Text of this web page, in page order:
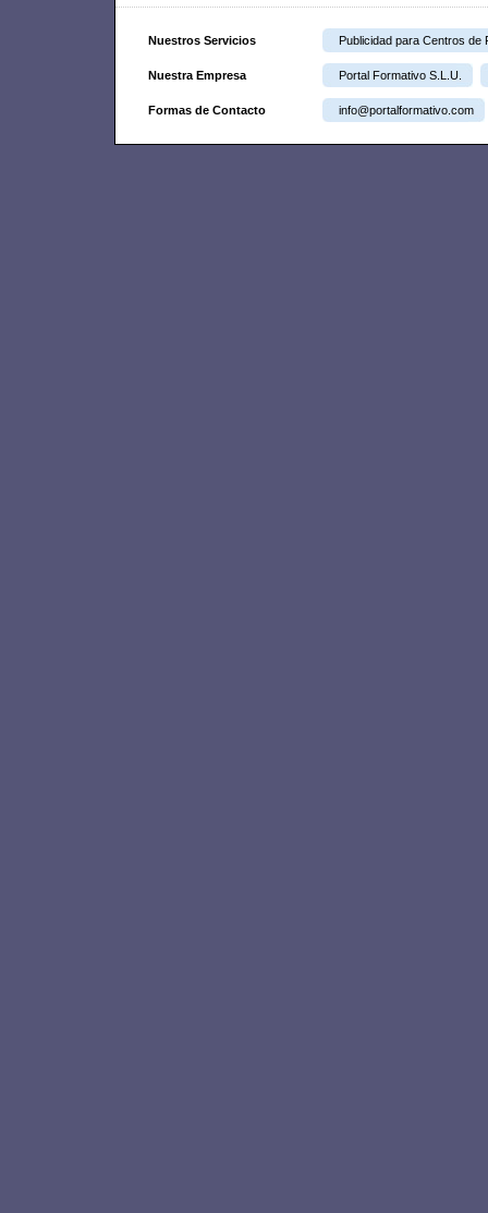
Nuestros Servicios Publicidad para Centros de
Nuestra Empresa Portal Formativo S.L.U.
Formas de Contacto info@portalformativo.com